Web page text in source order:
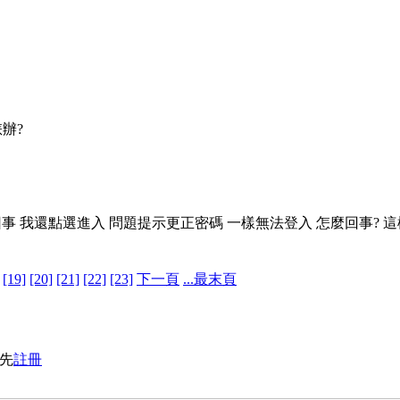
?
我還點選進入 問題提示更正密碼 一樣無法登入 怎麼回事?
[19] [20] [21] [22] [23] 下一頁 ...最末頁
註冊